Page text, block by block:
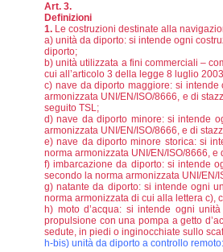
Art. 3.
Definizioni
1. Le costruzioni destinate alla
a) unità da diporto: si intende ogni
diporto;
b) unità utilizzata a fini commerciali –
cui all’articolo 3 della legge 8 luglio
c) nave da diporto maggiore: si
armonizzata UNI/EN/ISO/8666, e di
seguito TSL;
d) nave da diporto minore: si intende
armonizzata UNI/EN/ISO/8666, e di
e) nave da diporto minore storica: si
norma armonizzata UNI/EN/ISO/8666, e
f) imbarcazione da diporto: si intende
secondo la norma armonizzata UNI/EN/
g) natante da diporto: si intende ogni
norma armonizzata di cui alla lettera c),
h) moto d’acqua: si intende ogni
propulsione con una pompa a getto
sedute, in piedi o inginocchiate sullo
h-bis) unità da diporto a controllo